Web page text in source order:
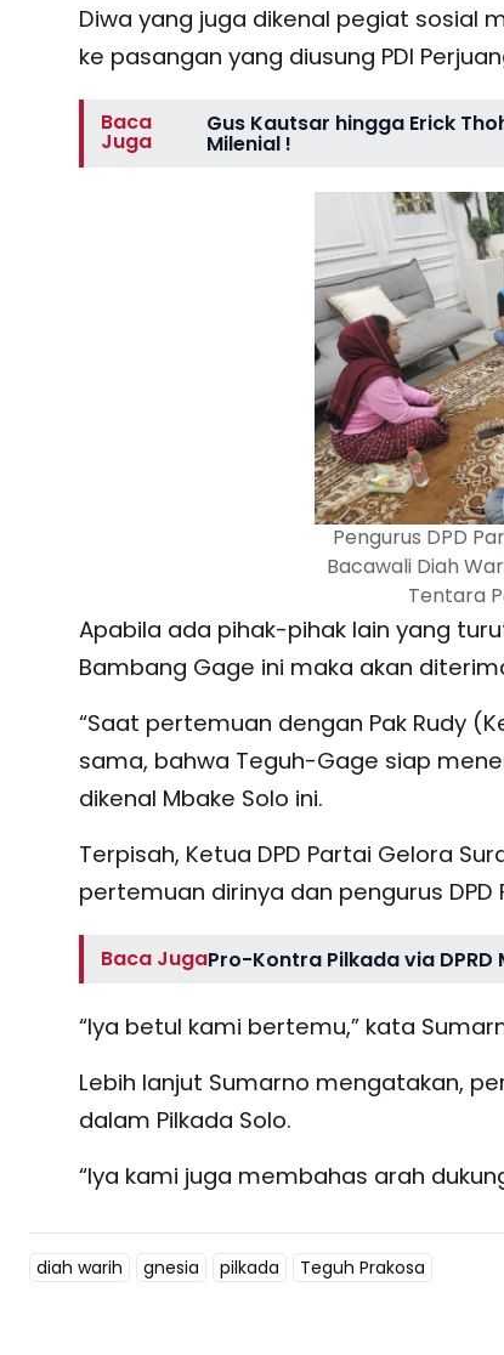
Diwa yang juga dikenal pegiat sosial
ke pasangan yang diusung PDI
Baca
Juga
Gus Kautsar hingga Erick
Milenial !
Pengurus DPD
Bacawali Diah
Tentara
Apabila ada pihak-pihak lain yang
Bambang Gage ini maka akan
“Saat pertemuan dengan Pak Rudy
sama, bahwa Teguh-Gage siap
dikenal Mbake Solo ini.
Terpisah, Ketua DPD Partai Gelora
pertemuan dirinya dan pengurus
Baca JugaPro-Kontra Pilkada via
“Iya betul kami bertemu,” kata
Lebih lanjut Sumarno mengatakan,
dalam Pilkada Solo.
“Iya kami juga membahas arah
diah warih gnesia pilkada Teguh Prakosa